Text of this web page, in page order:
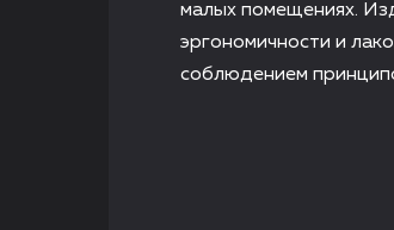
малых помещениях.
эргономичности и
соблюдением